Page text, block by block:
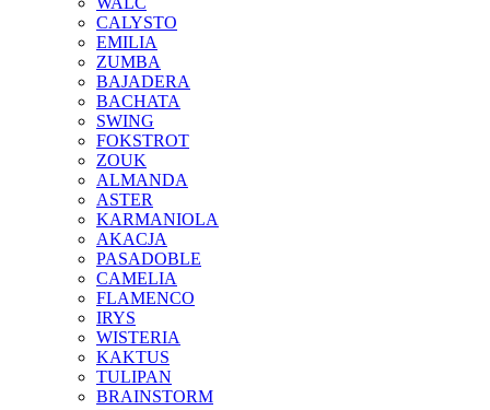
CALYSTO
EMILIA
ZUMBA
BAJADERA
BACHATA
SWING
FOKSTROT
ZOUK
ALMANDA
ASTER
KARMANIOLA
AKACJA
PASADOBLE
CAMELIA
FLAMENCO
IRYS
WISTERIA
KAKTUS
TULIPAN
BRAINSTORM